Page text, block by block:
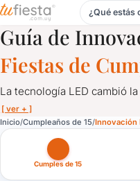
Innovación Led para
¿Qué estás
Guía de
Fiestas de
La tecnología LED cambió
[ ver + ]
Inicio Cumpleaños de 15 Innovación
Cumples de 15
Innovación Led para
La tecnología LED cambió la
Aquí te traemos las últimas